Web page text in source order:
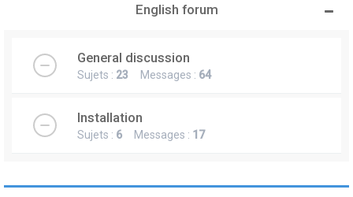
English forum
General discussion
Sujets : 23 Messages : 64
Installation
Sujets : 6 Messages : 17